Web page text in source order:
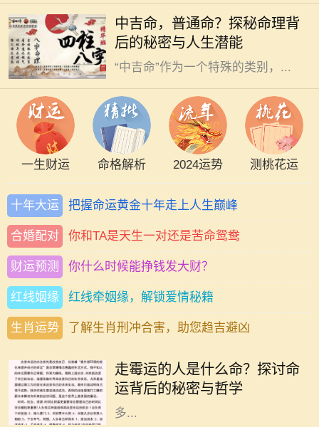
中吉命，普通命？探秘命理背
后的秘密与人生潜能
在中国传统命理学中，人们常常将自
己的命运与生辰八字联系在一起，其
中“吉”和“凶”是最为常见的分类。而
“中吉命”作为一个特殊的类别，...
一生财运 命格解析 2024运势 测桃花运
十年大运 把握命运黄金十年走上人生巅峰
合婚配对 你和TA是天生一对还是苦命鸳鸯
财运预测 你什么时候能挣钱发大财？
红线姻缘 红线牵姻缘，解锁爱情秘籍
生肖运势 了解生肖刑冲合害，助您趋吉避凶
走霉运的人是什么命？探讨命
运背后的秘密与哲学
在我们的生活中，总会遇到一些人，
业、感情还是健康，似乎都在不断遭
遇挫折和不顺。这样的现象引发了许
多...
在这个快节奏的时代，爱情似乎变得